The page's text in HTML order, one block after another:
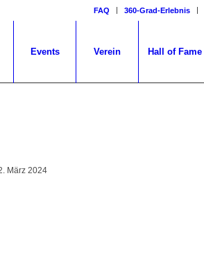
FAQ 360-Grad-Erlebnis
Events Verein Hall of Fame
März 2024